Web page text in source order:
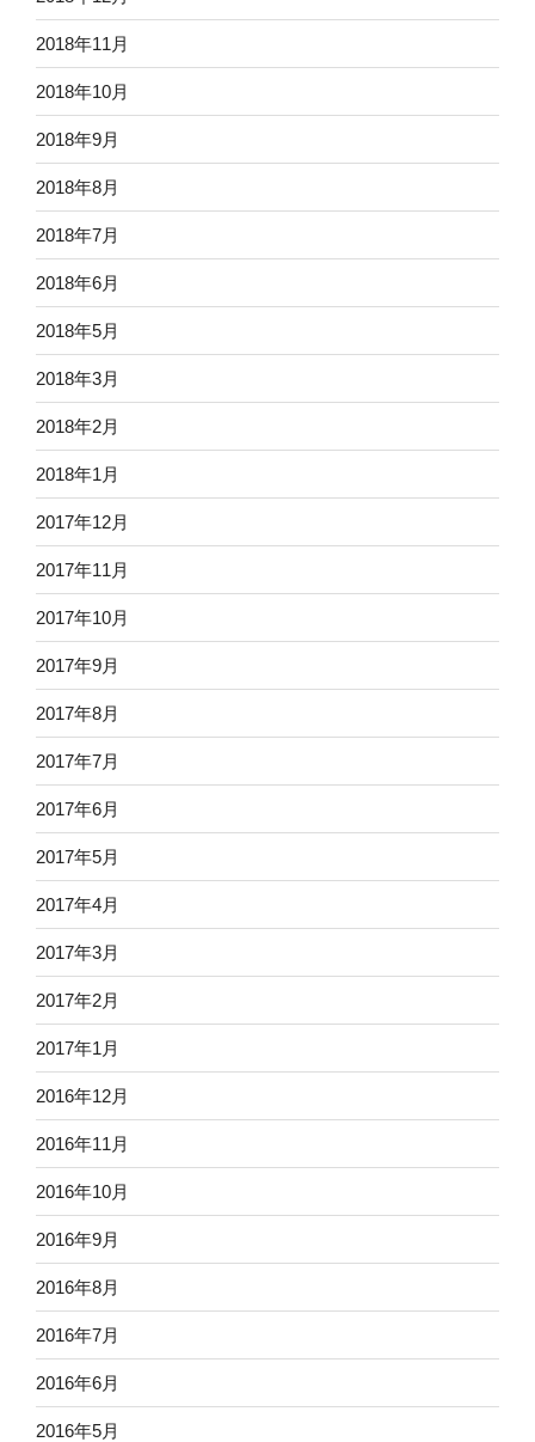
2018年11月
2018年10月
2018年9月
2018年8月
2018年7月
2018年6月
2018年5月
2018年3月
2018年2月
2018年1月
2017年12月
2017年11月
2017年10月
2017年9月
2017年8月
2017年7月
2017年6月
2017年5月
2017年4月
2017年3月
2017年2月
2017年1月
2016年12月
2016年11月
2016年10月
2016年9月
2016年8月
2016年7月
2016年6月
2016年5月